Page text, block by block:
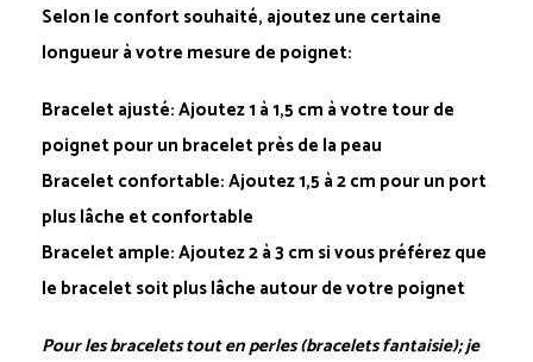
Selon le confort souhaité, ajoutez une certaine
longueur à votre mesure de poignet:
Bracelet ajusté: Ajoutez 1 à 1,5 cm à votre tour de
poignet pour un bracelet près de la peau
Bracelet confortable:Ajoutez 1,5 à 2 cm pour un port
plus lâche et confortable
Bracelet ample: Ajoutez 2 à 3 cm si vous préférez que
le bracelet soit plus lâche autour de votre poignet
Pour les bracelets tout en perles (bracelets fantaisie); je